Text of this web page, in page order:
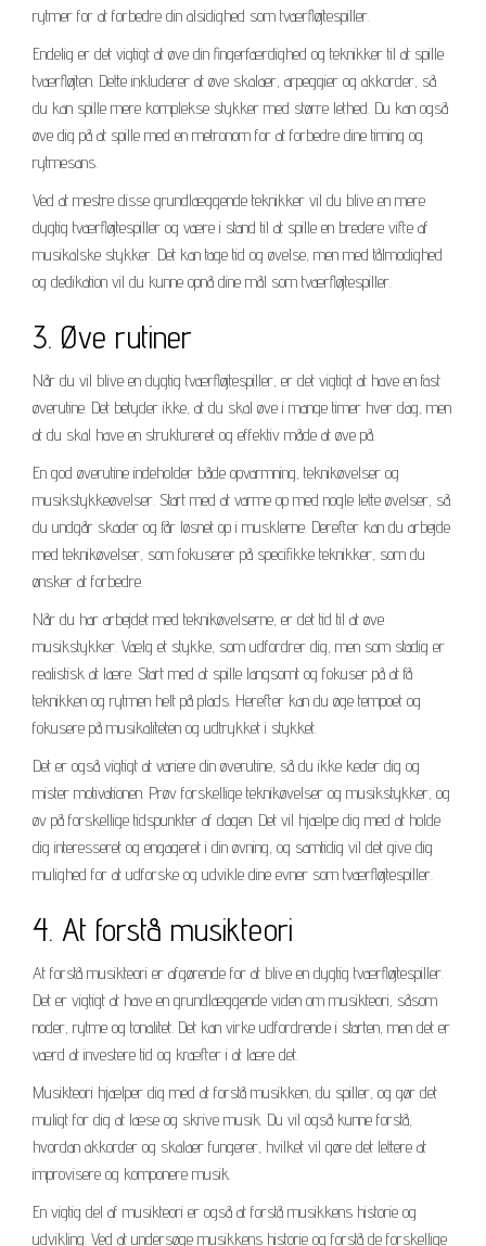
rytmer for at forbedre din alsidighed som tværfløjtespiller.
Endelig er det vigtigt at øve din fingerfærdighed og teknikker til at spille
tværfløjten. Dette inkluderer at øve skalaer, arpeggier og akkorder, så
du kan spille mere komplekse stykker med større lethed. Du kan også
øve dig på at spille med en metronom for at forbedre dine timing og
rytmesans.
Ved at mestre disse grundlæggende teknikker vil du blive en mere
dygtig tværfløjtespiller og være i stand til at spille en bredere vifte af
musikalske stykker. Det kan tage tid og øvelse, men med tålmodighed
og dedikation vil du kunne opnå dine mål som tværfløjtespiller.
3. Øve rutiner
Når du vil blive en dygtig tværfløjtespiller, er det vigtigt at have en fast
øverutine. Det betyder ikke, at du skal øve i mange timer hver dag, men
at du skal have en struktureret og effektiv måde at øve på.
En god øverutine indeholder både opvarmning, teknikøvelser og
musikstykkeøvelser. Start med at varme op med nogle lette øvelser, så
du undgår skader og får løsnet op i musklerne. Derefter kan du arbejde
med teknikøvelser, som fokuserer på specifikke teknikker, som du
ønsker at forbedre.
Når du har arbejdet med teknikøvelserne, er det tid til at øve
musikstykker. Vælg et stykke, som udfordrer dig, men som stadig er
realistisk at lære. Start med at spille langsomt og fokuser på at få
teknikken og rytmen helt på plads. Herefter kan du øge tempoet og
fokusere på musikaliteten og udtrykket i stykket.
Det er også vigtigt at variere din øverutine, så du ikke keder dig og
mister motivationen. Prøv forskellige teknikøvelser og musikstykker, og
øv på forskellige tidspunkter af dagen. Det vil hjælpe dig med at holde
dig interesseret og engageret i din øvning, og samtidig vil det give dig
mulighed for at udforske og udvikle dine evner som tværfløjtespiller.
4. At forstå musikteori
At forstå musikteori er afgørende for at blive en dygtig tværfløjtespiller.
Det er vigtigt at have en grundlæggende viden om musikteori, såsom
noder, rytme og tonalitet. Det kan virke udfordrende i starten, men det er
værd at investere tid og kræfter i at lære det.
Musikteori hjælper dig med at forstå musikken, du spiller, og gør det
muligt for dig at læse og skrive musik. Du vil også kunne forstå,
hvordan akkorder og skalaer fungerer, hvilket vil gøre det lettere at
improvisere og komponere musik.
En vigtig del af musikteori er også at forstå musikkens historie og
udvikling. Ved at undersøge musikkens historie og forstå de forskellige